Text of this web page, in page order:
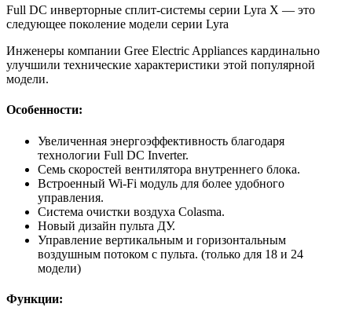
Full DC инверторные сплит-системы серии Lyra X — это
следующее поколение модели серии Lyra
Инженеры компании Gree Electric Appliances кардинально
улучшили технические характеристики этой популярной
модели.
Особенности:
Увеличенная энергоэффективность благодаря
технологии Full DC Inverter.
Семь скоростей вентилятора внутреннего блока.
Встроенный Wi-Fi модуль для более удобного
управления.
Система очистки воздуха Colasma.
Новый дизайн пульта ДУ.
Управление вертикальным и горизонтальным
воздушным потоком с пульта. (только для 18 и 24
модели)
Функции: